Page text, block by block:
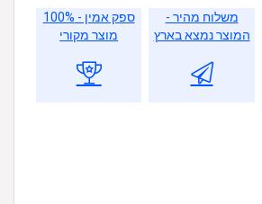
משלוח מהיר -
המוצר נמצא בארץ
ספק אמין - 100%
מוצר מקורי